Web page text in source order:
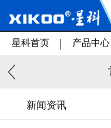
星科首页 产品中心
新闻资讯